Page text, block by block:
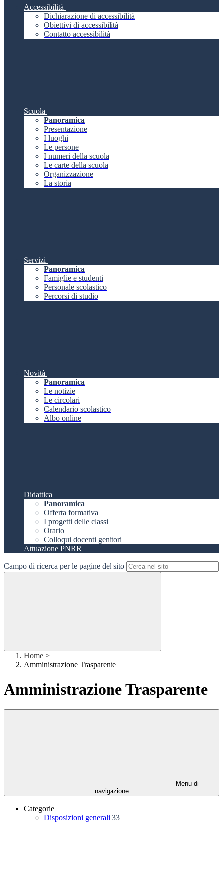
Accessibilità
Dichiarazione di accessibilità
Obiettivi di accessibilità
Contatto accessibilità
Scuola
Panoramica
Presentazione
I luoghi
Le persone
I numeri della scuola
Le carte della scuola
Organizzazione
La storia
Servizi
Panoramica
Famiglie e studenti
Personale scolastico
Percorsi di studio
Novità
Panoramica
Le notizie
Le circolari
Calendario scolastico
Albo online
Didattica
Panoramica
Offerta formativa
I progetti delle classi
Orario
Colloqui docenti genitori
Attuazione PNRR
Campo di ricerca per le pagine del sito
Home >
Amministrazione Trasparente
Amministrazione Trasparente
Menu di
navigazione
Categorie
Disposizioni generali 33